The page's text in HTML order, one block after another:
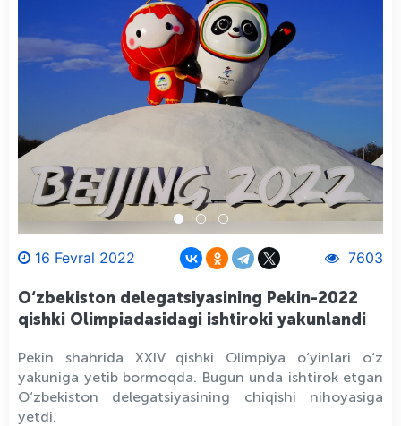
16 Fevral 2022 7603
O‘zbekiston delegatsiyasining Pekin-2022
qishki Olimpiadasidagi ishtiroki yakunlandi
Pekin shahrida XXIV qishki Olimpiya o‘yinlari o‘z
yakuniga yetib bormoqda. Bugun unda ishtirok etgan
O‘zbekiston delegatsiyasining chiqishi nihoyasiga
yetdi.